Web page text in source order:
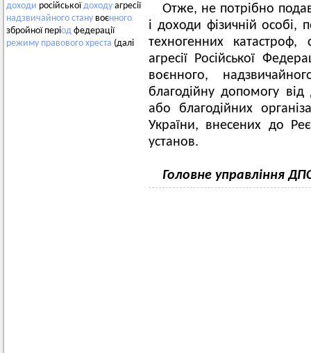
доходи російськоїдоходу агресії
надзвичайного стану воєнного
збройної період федерації
режиму правового хреста (далі
Отже, не потрібно
і доходи фізичній особі,
техногенних катастроф,
агресії Російської
воєнного,
благодійну допомогу
або благодійних
України, внесених до
установ.
Головне управління